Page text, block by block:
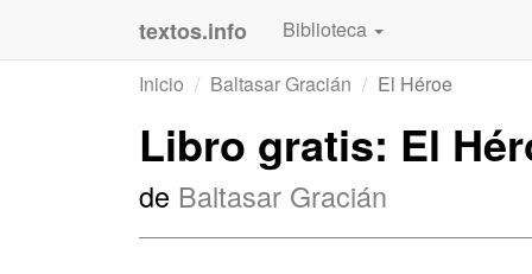
textos.info
Biblioteca
Inicio
Baltasar Gracián El Héroe
Libro gratis: El
de Baltasar Gracián